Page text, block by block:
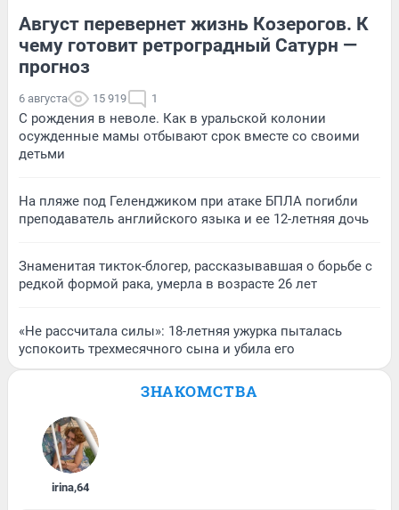
Август перевернет жизнь Козерогов. К
чему готовит ретроградный Сатурн —
прогноз
6 августа 15 919 1
С рождения в неволе. Как в уральской колонии
осужденные мамы отбывают срок вместе со своими
детьми
На пляже под Геленджиком при атаке БПЛА погибли
преподаватель английского языка и ее 12-летняя дочь
Знаменитая тикток-блогер, рассказывавшая о борьбе с
редкой формой рака, умерла в возрасте 26 лет
«Не рассчитала силы»: 18-летняя ужурка пыталась
успокоить трехмесячного сына и убила его
ЗНАКОМСТВА
irina,64